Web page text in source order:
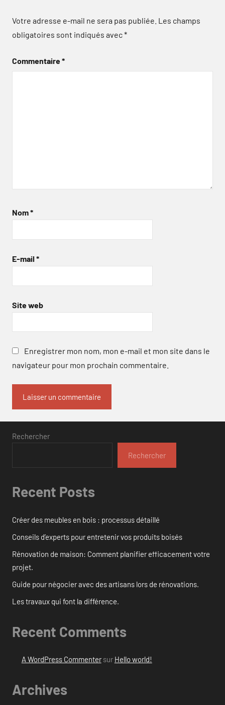
Votre adresse e-mail ne sera pas publiée. Les champs
obligatoires sont indiqués avec*
Commentaire*
Nom*
E-mail *
Site web
Enregistrer mon nom, mon e-mail et mon site dans le
navigateur pour mon prochain commentaire.
Rechercher
Rechercher
Recent Posts
Créer des meubles en bois : processus détaillé
Conseils d’experts pour entretenir vos produits boisés
Rénovation de maison: Comment planifier efficacement votre
projet.
Guide pour négocier avec des artisans lors de rénovations.
Les travaux qui font la différence.
Recent Comments
A WordPress Commentersur Hello world!
Archives